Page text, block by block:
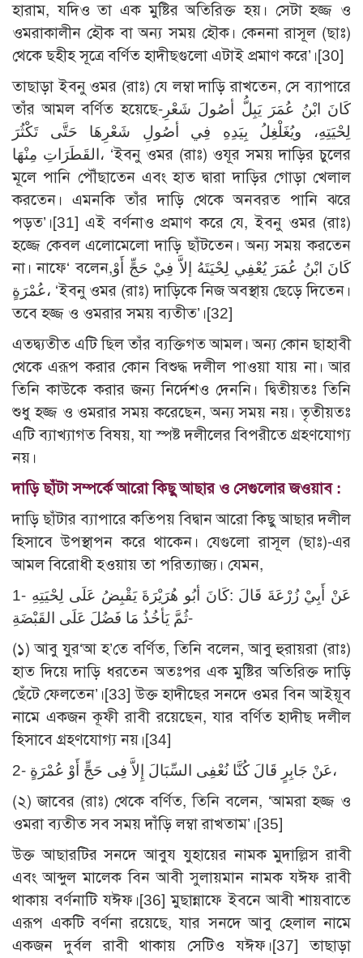
হারাম, যদিও তা এক মুষ্টির অতিরিক্ত হয়। সেটা হজ্জ ও
ওমরাকালীন হৌক বা অন্য সময় হৌক। কেননা রাসূল (ছাঃ)
থেকে ছহীহ সূত্রে বর্ণিত হাদীছগুলো এটাই প্রমাণ করে’।[30]
তাছাড়া ইবনু ওমর (রাঃ) যে লম্বা দাড়ি রাখতেন, সে ব্যাপারে
তাঁর আমল বর্ণিত হয়েছে-كَانَ ابْنُ عُمَرَ يَبِلُّ أصُولَ شَعْرِ
لِحْيَتِهِ، ويُغَلْغِلُ بِيَدِهِ فِي أصُولِ شَعْرِهَا حَتَّى تَكْثُرَ
القَطَرَاتِ مِنْهَا، ‘ইবনু ওমর (রাঃ) ওযূর সময় দাড়ির চুলের
মূলে পানি পৌঁছাতেন এবং হাত দ্বারা দাড়ির গোড়া খেলাল
করতেন। এমনকি তাঁর দাড়ি থেকে অনবরত পানি ঝরে
পড়ত’।[31] এই বর্ণনাও প্রমাণ করে যে, ইবনু ওমর (রাঃ)
হজ্জে কেবল এলোমেলো দাড়ি ছাঁটতেন। অন্য সময় করতেন
না। নাফে‘ বলেন,كَانَ ابْنُ عُمَرَ يُعْفِي لِحْيَتَهُ إلاَّ فِيْ حَجٍّ أَوْ
عُمْرَةٍ، ‘ইবনু ওমর (রাঃ) দাড়িকে নিজ অবস্থায় ছেড়ে দিতেন।
তবে হজ্জ ও ওমরার সময় ব্যতীত’।[32]
এতদ্ব্যতীত এটি ছিল তাঁর ব্যক্তিগত আমল। অন্য কোন ছাহাবী
থেকে এরূপ করার কোন বিশুদ্ধ দলীল পাওয়া যায় না। আর
তিনি কাউকে করার জন্য নির্দেশও দেননি। দ্বিতীয়তঃ তিনি
শুধু হজ্জ ও ওমরার সময় করেছেন, অন্য সময় নয়। তৃতীয়তঃ
এটি ব্যাখ্যাগত বিষয়, যা স্পষ্ট দলীলের বিপরীতে গ্রহণযোগ্য
নয়।
দাড়ি ছাঁটা সম্পর্কে আরো কিছু আছার ও সেগুলোর জওয়াব :
দাড়ি ছাঁটার ব্যাপারে কতিপয় বিদ্বান আরো কিছু আছার দলীল
হিসাবে উপস্থাপন করে থাকেন। যেগুলো রাসূল (ছাঃ)-এর
আমল বিরোধী হওয়ায় তা পরিত্যাজ্য। যেমন,
1- عَنْ أَبِيْ زُرْعَةَ قَالَ :كَانَ أبُو هُرَيْرَةَ يَقْبِضُ عَلَى لِحْيَتِهِ
ثُمَّ يَأخُذُ مَا فَضُلَ عَلَى القَبْضَةِ-
(১) আবু যুর‘আ হ’তে বর্ণিত, তিনি বলেন, আবু হুরায়রা (রাঃ)
হাত দিয়ে দাড়ি ধরতেন অতঃপর এক মুষ্টির অতিরিক্ত দাড়ি
ছেঁটে ফেলতেন’।[33] উক্ত হাদীছের সনদে ওমর বিন আইয়ূব
নামে একজন কূফী রাবী রয়েছেন, যার বর্ণিত হাদীছ দলীল
হিসাবে গ্রহণযোগ্য নয়।[34]
2- عَنْ جَابِرٍ قَالَ كُنَّا نُعْفِى السِّبَالَ إِلاَّ فِى حَجٍّ أَوْ عُمْرَةٍ،
(২) জাবের (রাঃ) থেকে বর্ণিত, তিনি বলেন, ‘আমরা হজ্জ ও
ওমরা ব্যতীত সব সময় দাঁড়ি লম্বা রাখতাম’।[35]
উক্ত আছারটির সনদে আবুয যুহায়ের নামক মুদাল্লিস রাবী
এবং আব্দুল মালেক বিন আবী সুলায়মান নামক যঈফ রাবী
থাকায় বর্ণনাটি যঈফ।[36] মুছান্নাফে ইবনে আবী শায়বাতে
এরূপ একটি বর্ণনা রয়েছে, যার সনদে আবু হেলাল নামে
একজন দুর্বল রাবী থাকায় সেটিও যঈফ।[37] তাছাড়া